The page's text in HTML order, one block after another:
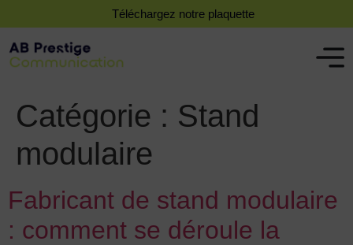
Téléchargez notre plaquette
Catégorie : Stand
modulaire
Fabricant de stand modulaire
: comment se déroule la